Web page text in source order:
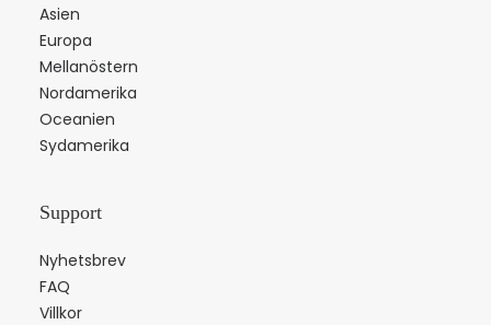
Asien
Europa
Mellanöstern
Nordamerika
Oceanien
Sydamerika
Support
Nyhetsbrev
FAQ
Villkor